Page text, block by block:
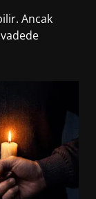
Ancak